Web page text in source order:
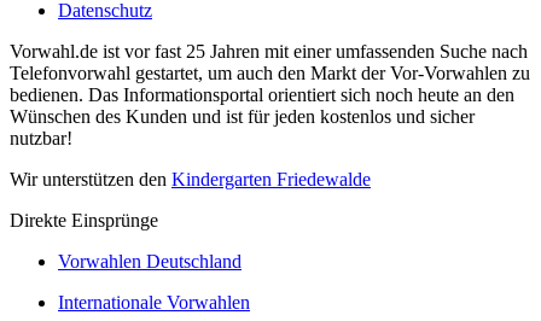
Datenschutz
Vorwahl.de ist vor fast 25 Jahren mit einer umfassenden Suche nach
Telefonvorwahl gestartet, um auch den Markt der Vor-Vorwahlen zu
bedienen. Das Informationsportal orientiert sich noch heute an den
Wünschen des Kunden und ist für jeden kostenlos und sicher
nutzbar!
Wir unterstützen den Kindergarten Friedewalde
Direkte Einsprünge
Vorwahlen Deutschland
Internationale Vorwahlen